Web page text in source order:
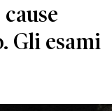
Gli esami